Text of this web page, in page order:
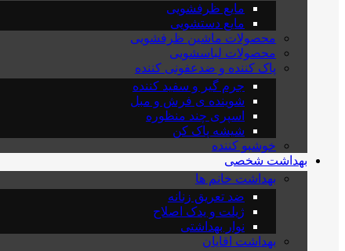
مایع ظرفشویی
مایع دستشویی
محصولات ماشین ظرفشویی
محصولات لباسشویی
پاک کننده و ضدعفونی کننده
جرم گیر و سفید کننده
شوینده ی فرش و مبل
اسپری چند منظوره
شیشه پاک کن
خوشبو کننده
بهداشت شخصی
بهداشت خانم ها
ضد تعریق زنانه
ژیلت و یدک اصلاح
نوار بهداشتی
بهداشت اقایان